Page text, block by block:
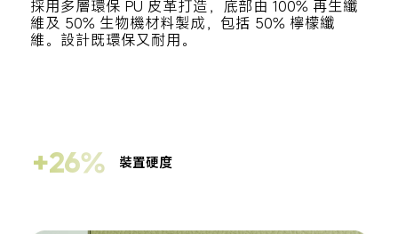
採用多層環保 PU 皮革打造，底部由 100% 再生纖
維及 50% 生物機材料製成，包括 50% 檸檬纖
維。設計既環保又耐用。
+26% 裝置硬度